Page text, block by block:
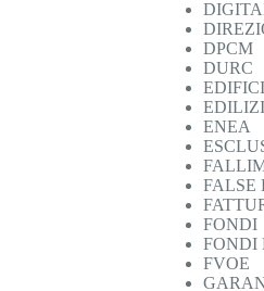
DPCM
DURC
ENEA
FALSE
FONDI
FONDI
FVOE